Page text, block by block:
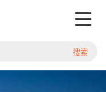
搜索